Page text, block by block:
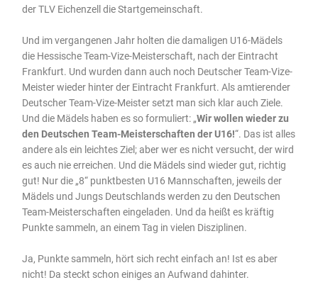
der TLV Eichenzell die Startgemeinschaft.
Und im vergangenen Jahr holten die damaligen U16-Mädels
die Hessische Team-Vize-Meisterschaft, nach der Eintracht
Frankfurt. Und wurden dann auch noch Deutscher Team-Vize-
Meister wieder hinter der Eintracht Frankfurt. Als amtierender
Deutscher Team-Vize-Meister setzt man sich klar auch Ziele.
Und die Mädels haben es so formuliert: „Wir wollen wieder zu
den Deutschen Team-Meisterschaften der U16!“. Das ist alles
andere als ein leichtes Ziel; aber wer es nicht versucht, der wird
es auch nie erreichen. Und die Mädels sind wieder gut, richtig
gut! Nur die „8“ punktbesten U16 Mannschaften, jeweils der
Mädels und Jungs Deutschlands werden zu den Deutschen
Team-Meisterschaften eingeladen. Und da heißt es kräftig
Punkte sammeln, an einem Tag in vielen Disziplinen.
Ja, Punkte sammeln, hört sich recht einfach an! Ist es aber
nicht! Da steckt schon einiges an Aufwand dahinter.